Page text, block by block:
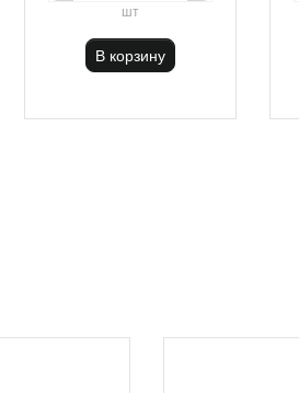
шт
В корзину